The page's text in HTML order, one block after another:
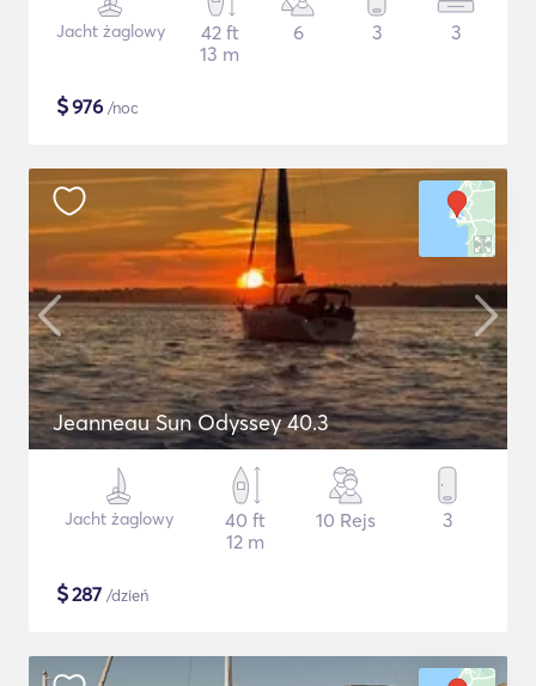
Jacht żaglowy
42 ft
13 m
6 3 3
$976 /noc
Jeanneau Sun Odyssey 40.3
Jacht żaglowy
40 ft
12 m
10 Rejs 3
$287 /dzień